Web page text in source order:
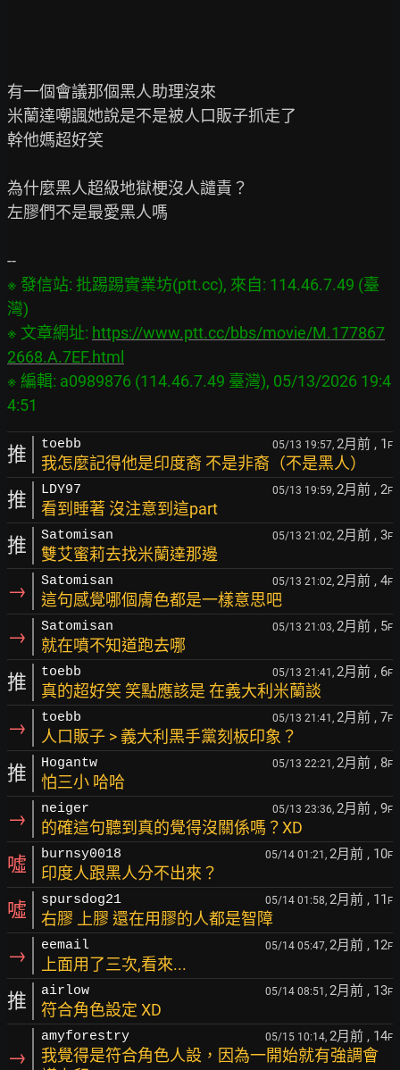
有一個會議那個黑人助理沒來
米蘭達嘲諷她說是不是被人口販子抓走了
幹他媽超好笑
為什麼黑人超級地獄梗沒人譴責？
左膠們不是最愛黑人嗎
※ 發信站: 批踢踢實業坊(ptt.cc), 來自: 114.46.7.49 (臺
灣)
※ 文章網址: https://www.ptt.cc/bbs/movie/M.177867
2668.A.7EF.html
※ 編輯: a0989876 (114.46.7.49 臺灣), 05/13/2026 19:4
推 toebb 05/13 19:57, 2月前 , 1 F
我怎麼記得他是印度裔 不是非裔（不是黑人）
推 LDY97 05/13 19:59, 2月前 , 2F
看到睡著 沒注意到這part
推 Satomisan 05/13 21:02, 2月前 , 3F
雙艾蜜莉去找米蘭達那邊
→ Satomisan 05/13 21:02, 2月前 , 4F
這句感覺哪個膚色都是一樣意思吧
→ Satomisan 05/13 21:03, 2月前 , 5F
就在噴不知道跑去哪
推 toebb 05/13 21:41, 2月前 , 6F
真的超好笑 笑點應該是 在義大利米蘭談
→ toebb 05/13 21:41, 2月前 , 7F
人口販子 > 義大利黑手黨刻板印象？
推 Hogantw 05/13 22:21, 2月前 , 8F
怕三小 哈哈
→ neiger 05/13 23:36, 2月前 , 9F
的確這句聽到真的覺得沒關係嗎？XD
噓 burnsy0018 05/14 01:21, 2月前 , 10F
印度人跟黑人分不出來？
噓 spursdog21 05/14 01:58, 2月前 , 11 F
右膠 上膠 還在用膠的人都是智障
→ eemail 05/14 05:47, 2月前 , 12F
上面用了三次,看來...
推 airlow 05/14 08:51, 2月前 , 13F
符合角色設定 XD
→
amyforestry 05/15 10:14, 2月前 , 14F
我覺得是符合角色人設，因為一開始就有強調會